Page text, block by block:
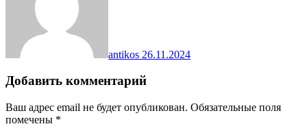
antikos 26.11.2024
Добавить комментарий
Ваш адрес email не будет опубликован. Обязательные поля
помечены *